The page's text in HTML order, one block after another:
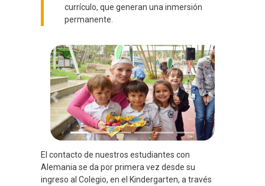
currículo, que generan una inmersión
permanente.
Previous Next
El contacto de nuestros estudiantes con
Alemania se da por primera vez desde su
ingreso al Colegio, en el Kindergarten, a través